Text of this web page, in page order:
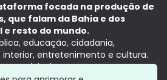
focada na produção de
que falam da Bahia e dos
e resto do mundo.
educação, cidadania,
interior, entretenimento e cultura.
a notícia é no tempo presente,